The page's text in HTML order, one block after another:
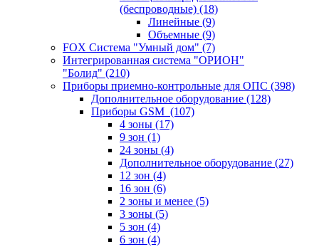
(беспроводные) (18)
Линейные (9)
Объемные (9)
FOX Система "Умный дом" (7)
Интегрированная система "ОРИОН"
"Болид" (210)
Приборы приемно-контрольные для ОПС (398)
Дополнительное оборудование (128)
Приборы GSM (107)
4 зоны (17)
9 зон (1)
24 зоны (4)
Дополнительное оборудование (27)
12 зон (4)
16 зон (6)
2 зоны и менее (5)
3 зоны (5)
5 зон (4)
6 зон (4)